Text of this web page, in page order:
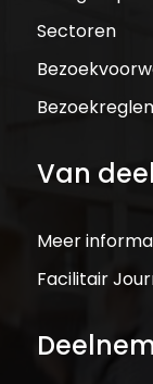
Sectoren
Van
Meer
Facilitair